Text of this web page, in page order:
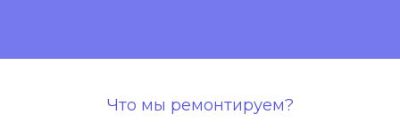
Что мы ремонтируем?